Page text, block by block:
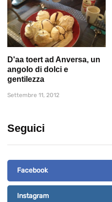
D'aa toert ad Anversa, un
angolo di dolci e
gentilezza
Settembre 11, 2012
Seguici
Facebook
Instagram